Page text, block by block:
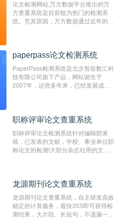
论文检测网站,万方数据平台推出的万
方查重系统是目前较为热门的检测系
统。究其原因，万方数据通过近年的发
非。其次，相对于知网而言，万方检测
重的推荐系统。
paperpass论文检测系统
PaperPass检测系统是北京智齿数汇科
技有限公司旗下产品，网站诞生于
2007年，运营多年来，已经发展成为
检测速度快、精度高，市场反映良好。
职称评审论文查重系统
职称评审论文检测系统针对编辑部来
稿，已发表的文献，学校、事业单位职
称论文的检测!大部分杂志社用的文献
编辑部检测来稿和已发表的文献,检测
测时注意填写第一作者,才能排除已发
表文献复制比。（限制字符数1万）
龙源期刊论文查重系统
龙源期刊论文查重系统，自主研发高效
稳定的计算服务，最快35S即可获得检
测结果，大片段、长短句，不遗漏一处